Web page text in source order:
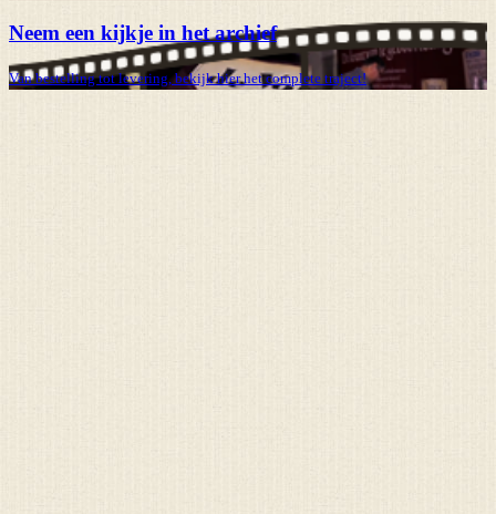
Neem een kijkje in het archief
Van bestelling tot levering, bekijk hier het complete traject!